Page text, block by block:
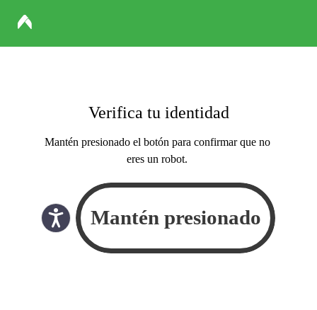
Verifica tu identidad
Mantén presionado el botón para confirmar que no
eres un robot.